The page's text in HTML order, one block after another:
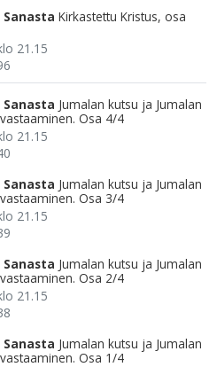
Kirkastettu Kristus, osa
21.15
Jumalan kutsu ja Jumalan
Osa 4/4
21.15
Jumalan kutsu ja Jumalan
Osa 3/4
21.15
Jumalan kutsu ja Jumalan
Osa 2/4
21.15
Jumalan kutsu ja Jumalan
Osa 1/4